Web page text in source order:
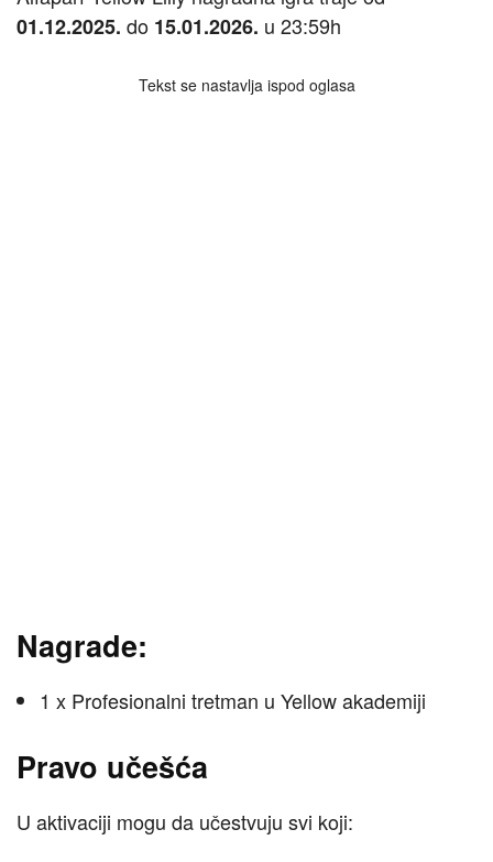
01.12.2025. do 15.01.2026. u 23:59h
Tekst se nastavlja ispod oglasa
Nagrade:
1 x Profesionalni tretman u Yellow akademiji
Pravo učešća
U aktivaciji mogu da učestvuju svi koji: